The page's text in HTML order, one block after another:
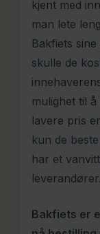
kjent med
man lete
Bakfiets
skulle de
mulighet til
lavere pris
kun de
har et
leverandører.
Bakfiets er